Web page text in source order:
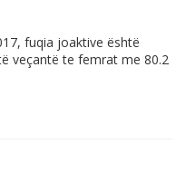
fuqia joaktive është
veçantë te femrat me 80.2